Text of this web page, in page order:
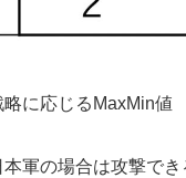
に応じるMaxMin値
軍の場合は攻撃でき